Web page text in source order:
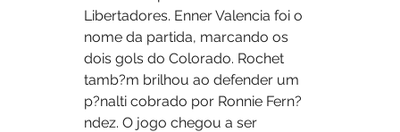
Libertadores. Enner Valencia foi o
nome da partida, marcando os
dois gols do Colorado. Rochet
tamb?m brilhou ao defender um
p?nalti cobrado por Ronnie Fern?
ndez. O jogo chegou a ser